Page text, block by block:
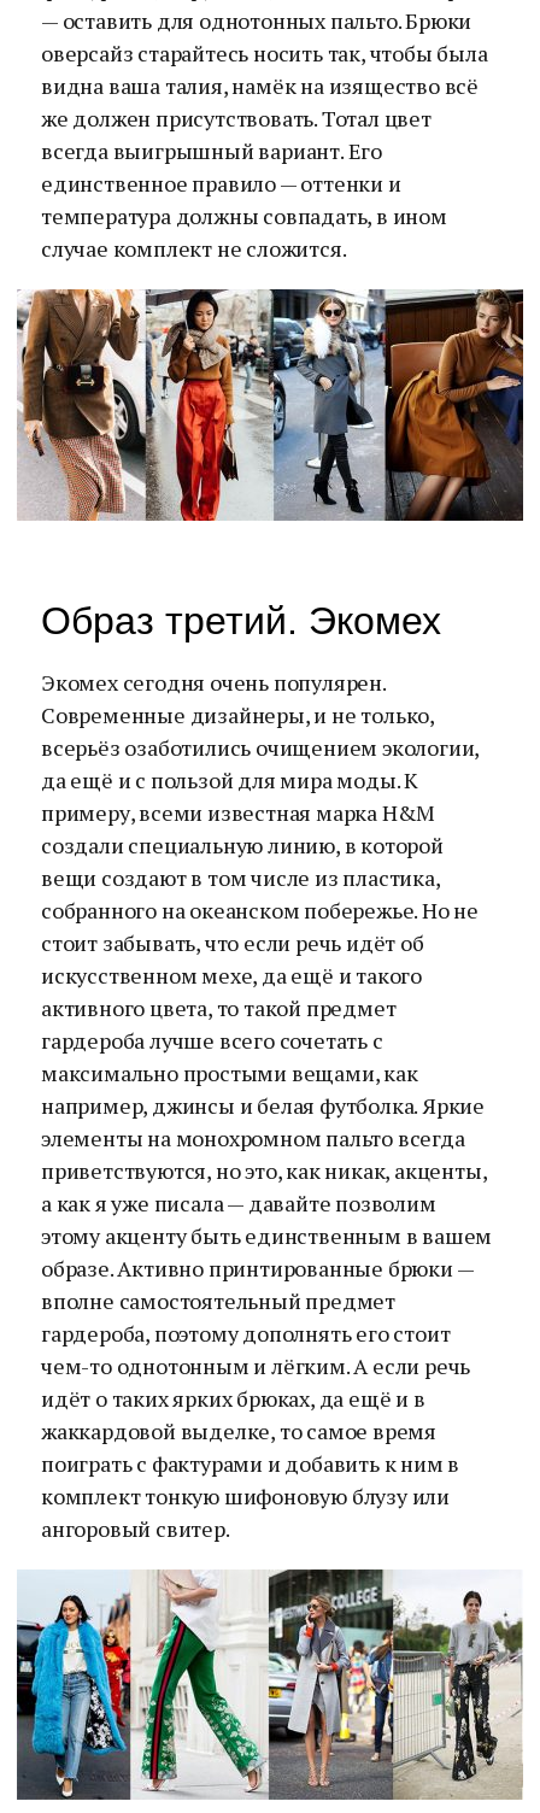
— оставить для однотонных пальто. Брюки
оверсайз старайтесь носить так, чтобы была
видна ваша талия, намёк на изящество всё
же должен присутствовать. Тотал цвет
всегда выигрышный вариант. Его
единственное правило — оттенки и
температура должны совпадать, в ином
случае комплект не сложится.
Образ третий. Экомех
Экомех сегодня очень популярен.
Современные дизайнеры, и не только,
всерьёз озаботились очищением экологии,
да ещё и с пользой для мира моды. К
примеру, всеми известная марка H&M
создали специальную линию, в которой
вещи создают в том числе из пластика,
собранного на океанском побережье. Но не
стоит забывать, что если речь идёт об
искусственном мехе, да ещё и такого
активного цвета, то такой предмет
гардероба лучше всего сочетать с
максимально простыми вещами, как
например, джинсы и белая футболка. Яркие
элементы на монохромном пальто всегда
приветствуются, но это, как никак, акценты,
а как я уже писала — давайте позволим
этому акценту быть единственным в вашем
образе. Активно принтированные брюки —
вполне самостоятельный предмет
гардероба, поэтому дополнять его стоит
чем-то однотонным и лёгким. А если речь
идёт о таких ярких брюках, да ещё и в
жаккардовой выделке, то самое время
поиграть с фактурами и добавить к ним в
комплект тонкую шифоновую блузу или
ангоровый свитер.